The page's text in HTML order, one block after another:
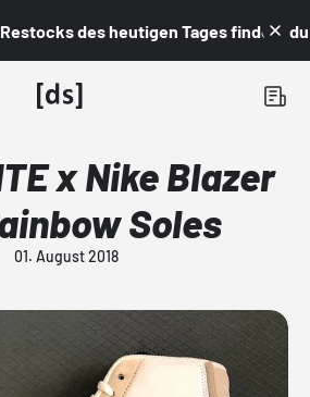
des heutigen Tages findest du
x Nike Blazer
Soles
01. August 2018